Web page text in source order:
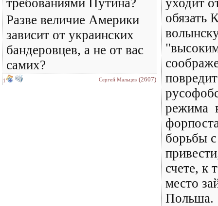
требованиями Путина?
Разве величие Америки
зависит от украинских
бандеровцев, а не от вас
самих?
1 Сергей Мальцев (2607)
уходит
обязать
режима
борьбы
счете, к
место
Польша.